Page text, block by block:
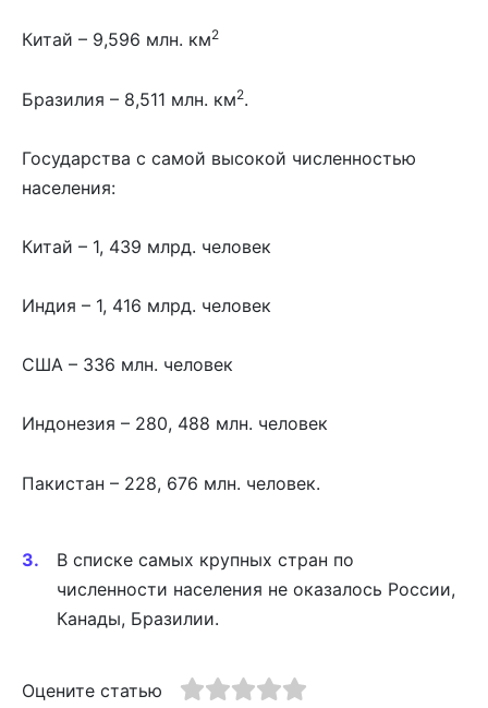
Китай – 9,596 млн. км2
Бразилия – 8,511 млн. км2.
Государства с самой высокой численностью
населения:
Китай – 1, 439 млрд. человек
Индия – 1, 416 млрд. человек
США – 336 млн. человек
Индонезия – 280, 488 млн. человек
Пакистан – 228, 676 млн. человек.
В списке самых крупных стран по
численности населения не оказалось России,
Канады, Бразилии.
Оцените статью